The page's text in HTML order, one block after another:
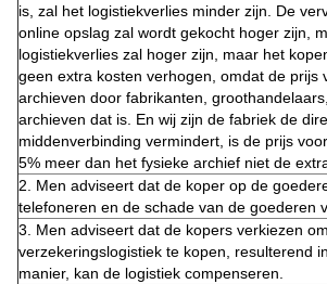
is, zal het logistiekverlies minder zijn. De
online opslag zal wordt gekocht hoger zijn,
logistiekverlies zal hoger zijn, maar het
geen extra kosten verhogen, omdat de prijs
archieven door fabrikanten,
archieven dat is. En wij zijn de fabriek de
middenverbinding vermindert, is de prijs
5% meer dan het fysieke archief niet de
2. Men adviseert dat de koper op de
telefoneren en de schade van de goederen
3. Men adviseert dat de kopers verkiezen om
verzekeringslogistiek te kopen, resulterend
manier, kan de logistiek compenseren.